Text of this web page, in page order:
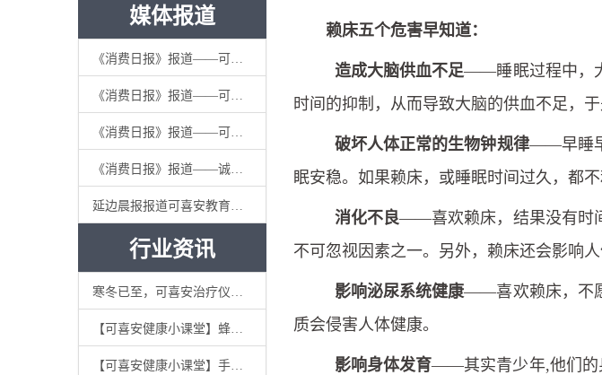
媒体报道
《消费日报》报道——可喜安集团以诚信经营促企业稳健发展
《消费日报》报道——可喜安集团将“诚信”注入企业灵魂
《消费日报》报道——可喜安诚实守信，秉承依法经营
《消费日报》报道——诚信经营发展战略使可喜安的品牌道路越走越宽
延边晨报报道可喜安教育公益：《延边大学2018年度朴杰教育发展基金奖助项目颁奖仪式》
行业资讯
寒冬已至，可喜安治疗仪你值得拥有
【可喜安健康小课堂】蜂蜜要不要放冰箱？你可能就做错了
【可喜安健康小课堂】手机辐射对人体影响大吗？
赖床五个危害早知道：
造成大脑供血不足——睡眠过程中，
时间的抑制，从而导致大脑的供血不足，
破坏人体正常的生物钟规律——早睡早
眠安稳。如果赖床，或睡眠时间过久，都不
消化不良——喜欢赖床，结果没有时
不可忽视因素之一。另外，赖床还会影响
影响泌尿系统健康——喜欢赖床，不
质会侵害人体健康。
影响身体发育——其实青少年,他们的